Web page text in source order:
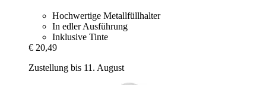
Hochwertige Metallfüllhalter
In edler Ausführung
Inklusive Tinte
€ 20,49
Zustellung bis 11. August